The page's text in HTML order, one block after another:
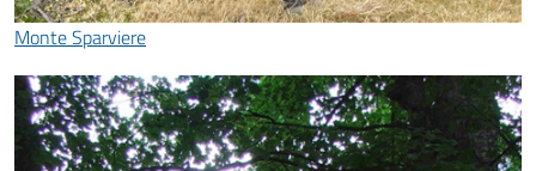
Monte Sparviere